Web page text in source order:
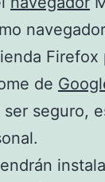
Firefox
de
seguro,